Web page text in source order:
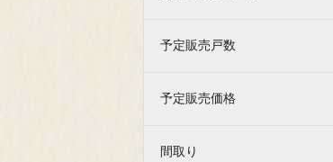
予定販売戸数
予定販売価格
間取り